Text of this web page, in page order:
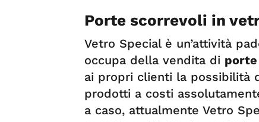
Porte scorrevoli in
Vetro Special è un’attività
occupa della vendita di
ai propri clienti la possibilità
prodotti a costi
a caso, attualmente Vetro